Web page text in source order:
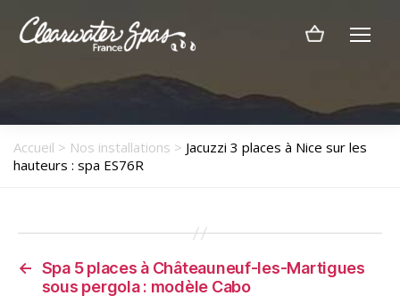
Spas
Accueil > Nos installations > Jacuzzi 3 places à Nice sur les
hauteurs : spa ES76R
← Spa 5 places à Châteauneuf-les-Martigues
sous pergola : modèle Cabo